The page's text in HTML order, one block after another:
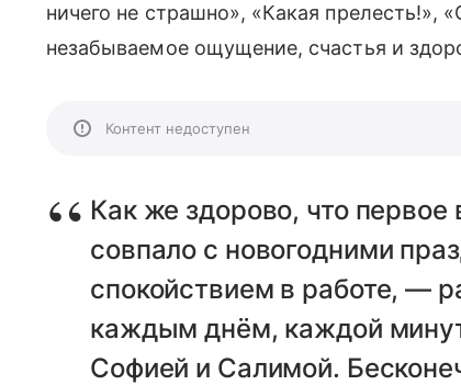
ничего не страшно», «Какая
незабываемое ощущение, счастья и
Контент недоступен
Как же здорово, что
совпало с новогодними
спокойствием в работе, —
каждым днём, каждой
Софией и Салимой.